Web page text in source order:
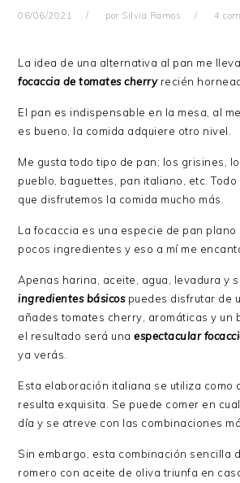
06/06/2021 por Silvia Ramos 4
La idea de una alternativa al pan me
focaccia de tomates cherryrecién
El pan es indispensable en la mesa, al
es bueno, la comida adquiere otro nivel.
Me gusta todo tipo de pan; los grisines,
pueblo, baguettes, pan italiano, etc.
que disfrutemos la comida mucho más.
La focaccia es una especie de pan
pocos ingredientes y eso a mí me
Apenas harina, aceite, agua, levadura y
ingredientes básicospuedes disfrutar de
añades tomates cherry, aromáticas y un
el resultado será unaespectacular
ya verás.
Esta elaboración italiana se utiliza como
resulta exquisita. Se puede comer en
día y se atreve con las combinaciones
Sin embargo, esta combinación sencilla
romero con aceite de oliva triunfa en